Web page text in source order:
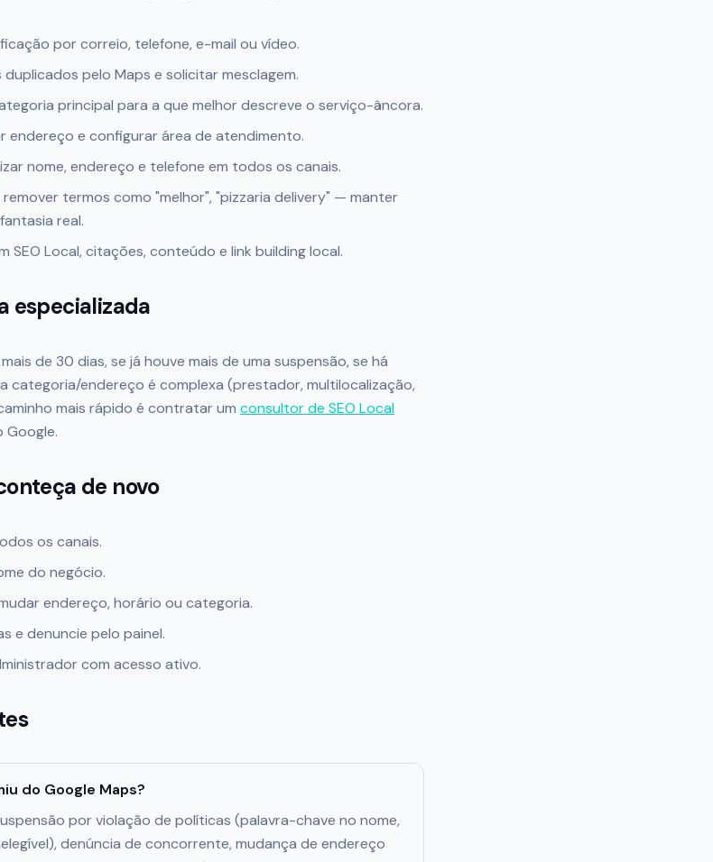
por correio, telefone, e-mail ou vídeo.
pelo Maps e solicitar mesclagem.
principal para a que melhor descreve o serviço-âncora.
endereço e configurar área de atendimento.
nome, endereço e telefone em todos os canais.
remover termos como "melhor", "pizzaria delivery" — manter
real.
SEO Local, citações, conteúdo e link building local.
especializada
de 30 dias, se já houve mais de uma suspensão, se há
categoria/endereço é complexa (prestador, multilocalização,
mais rápido é contratar um consultor de SEO Local
de novo
os canais.
do negócio.
endereço, horário ou categoria.
e denuncie pelo painel.
com acesso ativo.
do Google Maps?
por violação de políticas (palavra-chave no nome,
denúncia de concorrente, mudança de endereço